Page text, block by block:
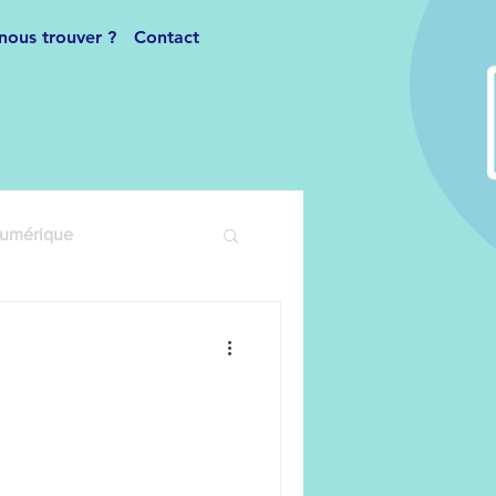
trouver ? Contact